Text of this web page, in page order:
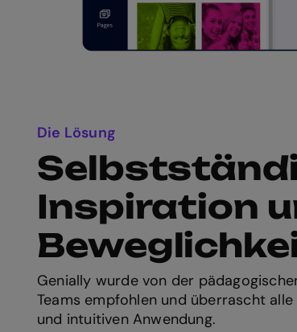
Die Lösung
Inspiration
Genially wurde von der
Teams empfohlen und überrascht
und intuitiven Anwendung.